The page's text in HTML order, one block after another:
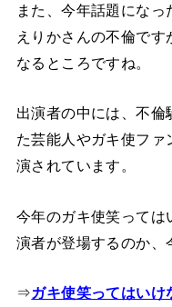
また、今年話題にな
えりかさんの不倫で
なるところですね。
出演者の中には、不倫
た芸能人やガキ使ファ
演されています。
今年のガキ使笑っては
演者が登場するのか、
⇒ガキ使笑ってはい